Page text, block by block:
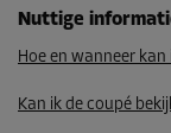
Oppervlak: 3,3 m²
Nuttige
Hoe en wanneer
Kan ik de coupé